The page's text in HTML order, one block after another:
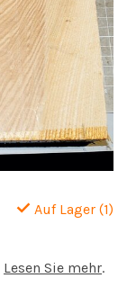
Auf Lager (1)
Lesen Sie mehr.